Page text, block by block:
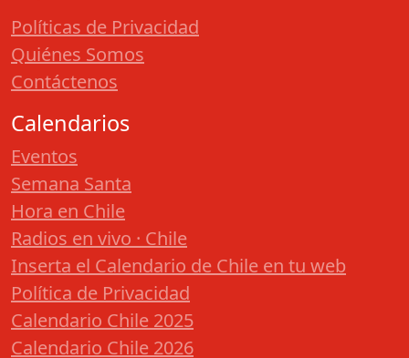
Políticas de Privacidad
Quiénes Somos
Contáctenos
Calendarios
Eventos
Semana Santa
Hora en Chile
Radios en vivo · Chile
Inserta el Calendario de Chile en tu web
Política de Privacidad
Calendario Chile 2025
Calendario Chile 2026